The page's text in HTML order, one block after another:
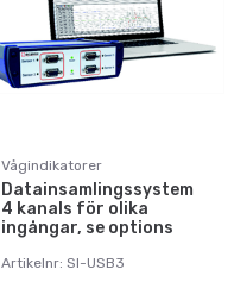
Vågindikatorer
Datainsamlingssystem
4 kanals för olika
ingångar, se options
Artikelnr: SI-USB3